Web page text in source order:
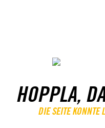
HOPPLA,
DIE SEITE KONNTE